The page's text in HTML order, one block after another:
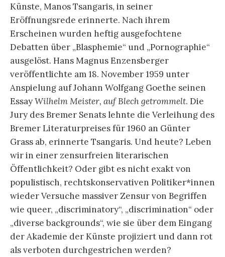
Künste, Manos Tsangaris, in seiner
Eröffnungsrede erinnerte. Nach ihrem
Erscheinen wurden heftig ausgefochtene
Debatten über „Blasphemie“ und „Pornographie“
ausgelöst. Hans Magnus Enzensberger
veröffentlichte am 18. November 1959 unter
Anspielung auf Johann Wolfgang Goethe seinen
EssayWilhelm Meister, auf Blech getrommelt. Die
Jury des Bremer Senats lehnte die Verleihung des
Bremer Literaturpreises für 1960 an Günter
Grass ab, erinnerte Tsangaris. Und heute? Leben
wir in einer zensurfreien literarischen
Öffentlichkeit? Oder gibt es nicht exakt von
populistisch, rechtskonservativen Politiker*innen
wieder Versuche massiver Zensur von Begriffen
wie queer, „discriminatory“, „discrimination“ oder
„diverse backgrounds“, wie sie über dem Eingang
der Akademie der Künste projiziert und dann rot
als verboten durchgestrichen werden?